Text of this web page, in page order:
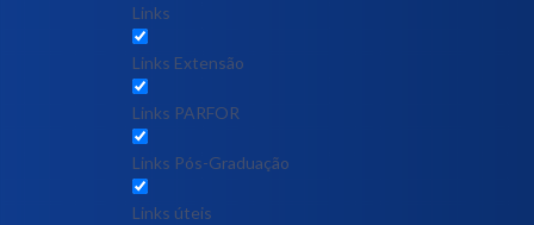
Links
Links Extensão
Links PARFOR
Links Pós-Graduação
Links úteis